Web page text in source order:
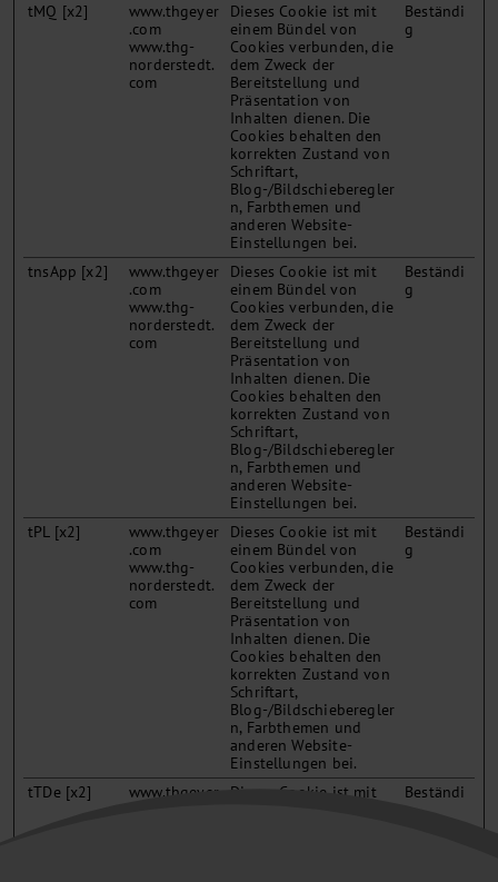
tMQ [x2]
www.thgeyer
.com
www.thg-
norderstedt.
com
Dieses Cookie ist mit
einem Bündel von
Cookies verbunden, die
dem Zweck der
Bereitstellung und
Präsentation von
Inhalten dienen. Die
Cookies behalten den
korrekten Zustand von
Schriftart,
Blog-/Bildschieberegler
n, Farbthemen und
anderen Website-
Einstellungen bei.
Beständi
g
tnsApp [x2]
www.thgeyer
.com
www.thg-
norderstedt.
com
Dieses Cookie ist mit
einem Bündel von
Cookies verbunden, die
dem Zweck der
Bereitstellung und
Präsentation von
Inhalten dienen. Die
Cookies behalten den
korrekten Zustand von
Schriftart,
Blog-/Bildschieberegler
n, Farbthemen und
anderen Website-
Einstellungen bei.
Beständi
g
tPL [x2]
www.thgeyer
.com
www.thg-
norderstedt.
com
Dieses Cookie ist mit
einem Bündel von
Cookies verbunden, die
dem Zweck der
Bereitstellung und
Präsentation von
Inhalten dienen. Die
Cookies behalten den
korrekten Zustand von
Schriftart,
Blog-/Bildschieberegler
n, Farbthemen und
anderen Website-
Einstellungen bei.
Beständi
g
tTDe [x2]
www.thgeyer
Dieses Cookie ist mit
Beständi